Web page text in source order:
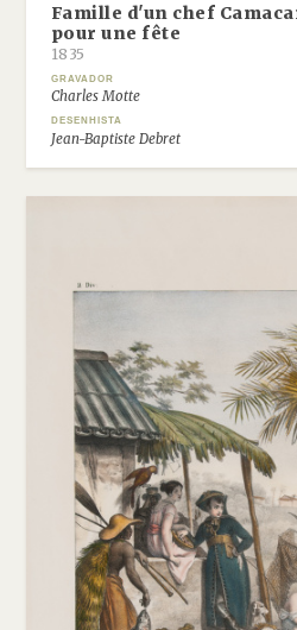
Famille d'un chef
pour une fête
1835
GRAVADOR
Charles Motte
DESENHISTA
Jean-Baptiste Debret